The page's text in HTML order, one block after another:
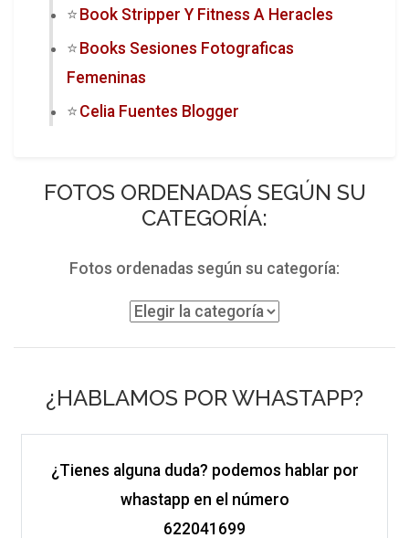
Book Stripper Y Fitness A Heracles
Books Sesiones Fotograficas
Femeninas
Celia Fuentes Blogger
FOTOS ORDENADAS SEGÚN SU
CATEGORÍA:
Fotos ordenadas según su categoría:
¿HABLAMOS POR WHASTAPP?
¿Tienes alguna duda? podemos hablar por
whastapp en el número
622041699